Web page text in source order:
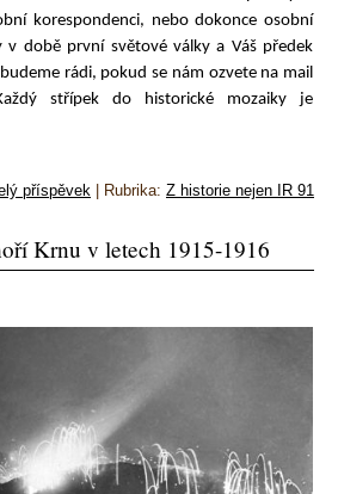
korespondenci, nebo dokonce osobní
v době první světové války a Váš předek
rádi, pokud se nám ozvete na mail
střípek do historické mozaiky je
příspěvek Rubrika: Z historie nejen IR 91
Krnu v letech 1915-1916